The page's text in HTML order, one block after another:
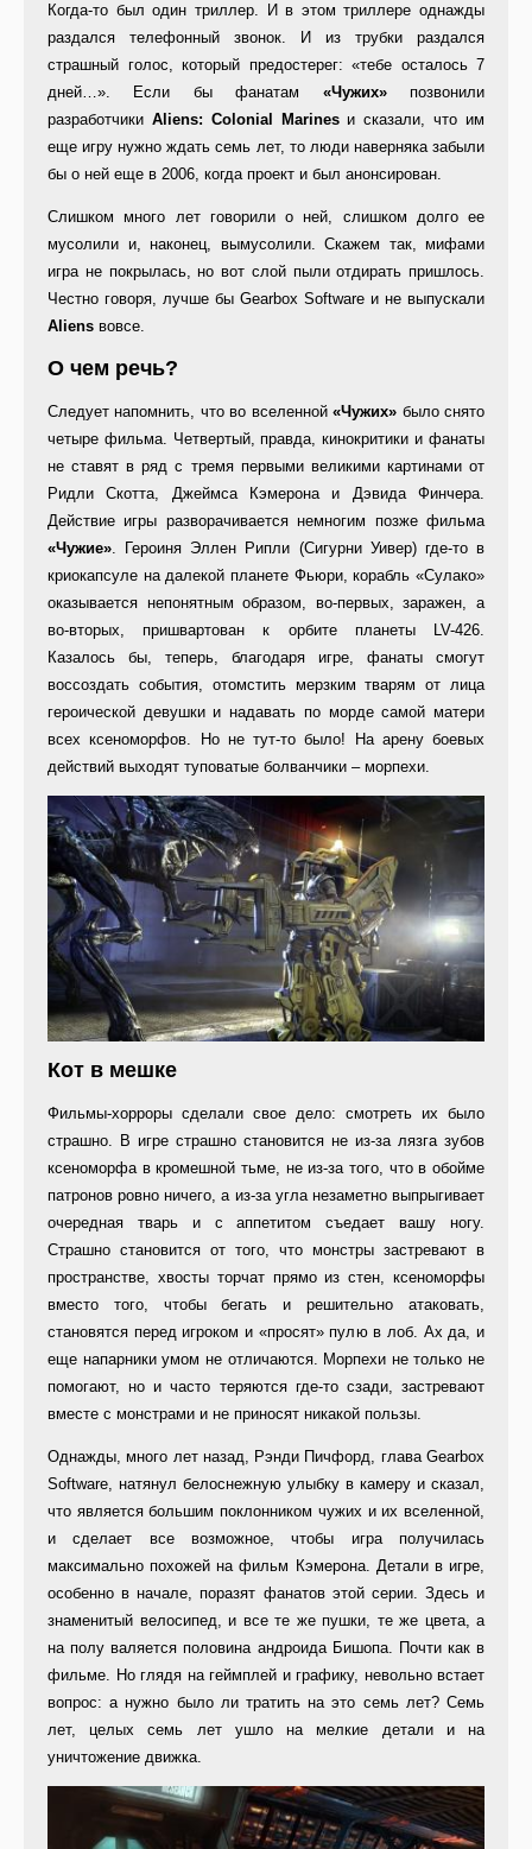
Когда-то был один триллер. И в этом триллере однажды
раздался телефонный звонок. И из трубки раздался
страшный голос, который предостерег: «тебе осталось 7
дней…». Если бы фанатам «Чужих»позвонили
разработчики Aliens: Colonial Marinesи сказали, что им
еще игру нужно ждать семь лет, то люди наверняка забыли
бы о ней еще в 2006, когда проект и был анонсирован.
Слишком много лет говорили о ней, слишком долго ее
мусолили и, наконец, вымусолили. Скажем так, мифами
игра не покрылась, но вот слой пыли отдирать пришлось.
Честно говоря, лучше бы Gearbox Software и не выпускали
Aliens вовсе.
О чем речь?
Следует напомнить, что во вселенной«Чужих» было снято
четыре фильма. Четвертый, правда, кинокритики и фанаты
не ставят в ряд с тремя первыми великими картинами от
Ридли Скотта, Джеймса Кэмерона и Дэвида Финчера.
Действие игры разворачивается немногим позже фильма
«Чужие». Героиня Эллен Рипли (Сигурни Уивер) где-то в
криокапсуле на далекой планете Фьюри, корабль «Сулако»
оказывается непонятным образом, во-первых, заражен, а
во-вторых, пришвартован к орбите планеты LV-426.
Казалось бы, теперь, благодаря игре, фанаты смогут
воссоздать события, отомстить мерзким тварям от лица
героической девушки и надавать по морде самой матери
всех ксеноморфов. Но не тут-то было! На арену боевых
действий выходят туповатые болванчики – морпехи.
Кот в мешке
Фильмы-хорроры сделали свое дело: смотреть их было
страшно. В игре страшно становится не из-за лязга зубов
ксеноморфа в кромешной тьме, не из-за того, что в обойме
патронов ровно ничего, а из-за угла незаметно выпрыгивает
очередная тварь и с аппетитом съедает вашу ногу.
Страшно становится от того, что монстры застревают в
пространстве, хвосты торчат прямо из стен, ксеноморфы
вместо того, чтобы бегать и решительно атаковать,
становятся перед игроком и «просят» пулю в лоб. Ах да, и
еще напарники умом не отличаются. Морпехи не только не
помогают, но и часто теряются где-то сзади, застревают
вместе с монстрами и не приносят никакой пользы.
Однажды, много лет назад, Рэнди Пичфорд, глава Gearbox
Software, натянул белоснежную улыбку в камеру и сказал,
что является большим поклонником чужих и их вселенной,
и сделает все возможное, чтобы игра получилась
максимально похожей на фильм Кэмерона. Детали в игре,
особенно в начале, поразят фанатов этой серии. Здесь и
знаменитый велосипед, и все те же пушки, те же цвета, а
на полу валяется половина андроида Бишопа. Почти как в
фильме. Но глядя на геймплей и графику, невольно встает
вопрос: а нужно было ли тратить на это семь лет? Семь
лет, целых семь лет ушло на мелкие детали и на
уничтожение движка.